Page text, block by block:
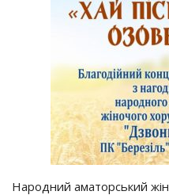
Народний аматорський